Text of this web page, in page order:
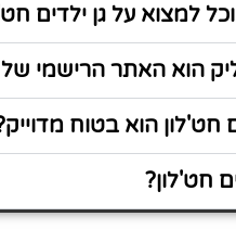
למצוא על גן ילדים
הוא האתר הרישמי של
חט'לון הוא בטוח
חט'לון?